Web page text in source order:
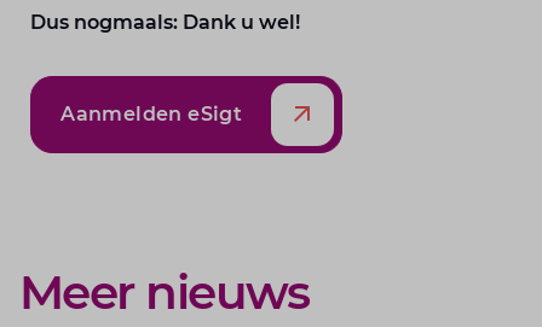
Dus nogmaals: Dank u wel!
Aanmelden eSigt
Meer nieuws